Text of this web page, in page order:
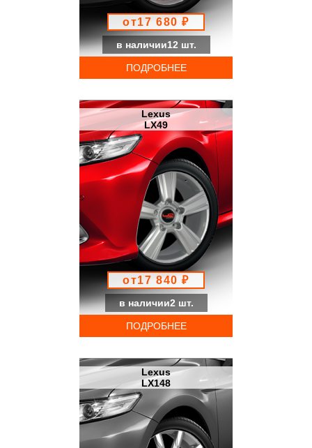
от17 680 ₽
в наличии12 шт.
ПОДРОБНЕЕ
Lexus
LX49
от17 840 ₽
в наличии2 шт.
ПОДРОБНЕЕ
Lexus
LX148